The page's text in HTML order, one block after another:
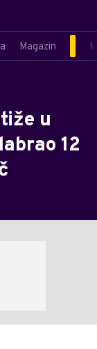
Magazin
u
12